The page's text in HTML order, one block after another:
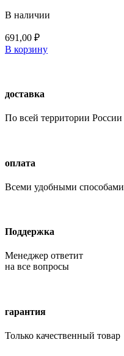
В наличии
691,00 ₽
В корзину
доставка
По всей территории России
оплата
Всеми удобными способами
Поддержка
Менеджер ответит
на все вопросы
гарантия
Только качественный товар